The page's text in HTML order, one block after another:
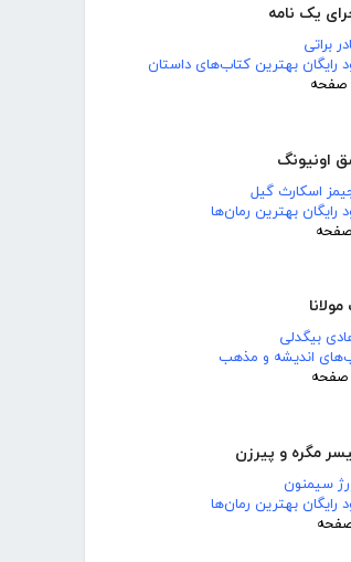
یک نامه
براتی
رایگان بهترین کتاب‌های داستان
اونیونگ
اسکارث گیل
رایگان بهترین رمان‌ها
بیگدلی
اندیشه و مذهب
مگره و پیرزن
سیمنون
رایگان بهترین رمان‌ها